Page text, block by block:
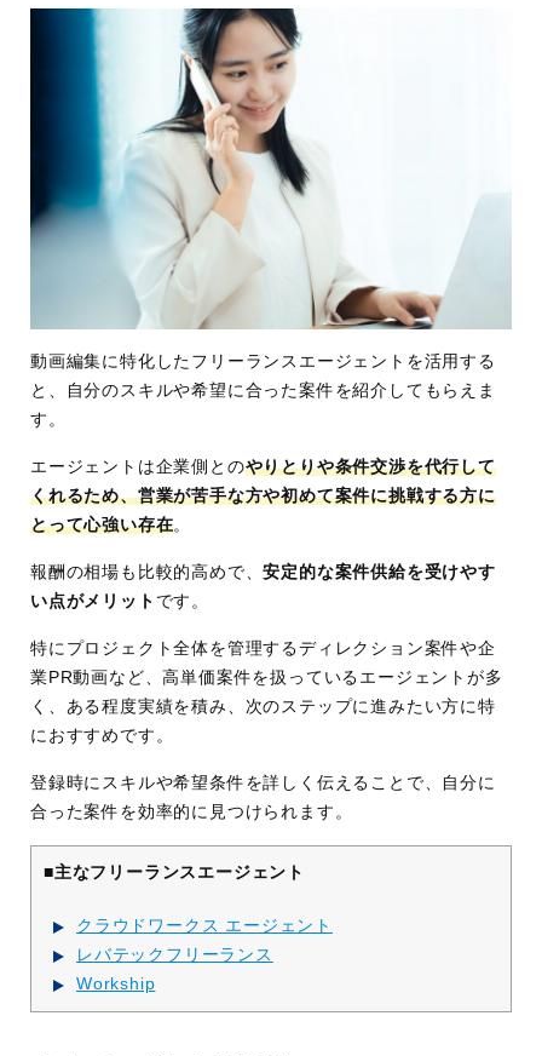
動画編集に特化したフリーランスエージェントを活用する
と、自分のスキルや希望に合った案件を紹介してもらえま
す。
エージェントは企業側とのやりとりや条件交渉を代行して
くれるため、営業が苦手な方や初めて案件に挑戦する方に
とって心強い存在。
報酬の相場も比較的高めで、安定的な案件供給を受けやす
い点がメリット です。
特にプロジェクト全体を管理するディレクション案件や企
業PR動画など、高単価案件を扱っているエージェントが多
く、ある程度実績を積み、次のステップに進みたい方に特
におすすめです。
登録時にスキルや希望条件を詳しく伝えることで、自分に
合った案件を効率的に見つけられます。
■主なフリーランスエージェント
クラウドワークス エージェント
レバテックフリーランス
Workship